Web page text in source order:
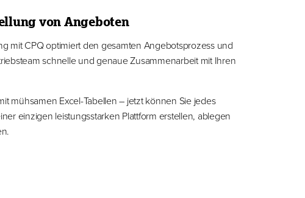
von Angeboten
mit CPQ optimiert den gesamten Angebotsprozess und
schnelle und genaue Zusammenarbeit mit Ihren
mühsamen Excel-Tabellen – jetzt können Sie jedes
einzigen leistungsstarken Plattform erstellen, ablegen